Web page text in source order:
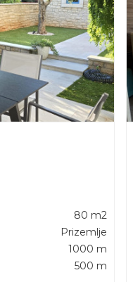
80 m2
Prizemlje
1000 m
500 m